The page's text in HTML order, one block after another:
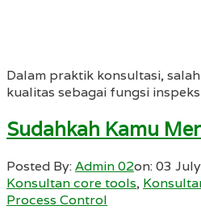
Dalam praktik konsultasi,
kualitas sebagai fungsi
Sudahkah Kamu
Posted By:Admin 02on:03
Konsultan core tools,
Process Control